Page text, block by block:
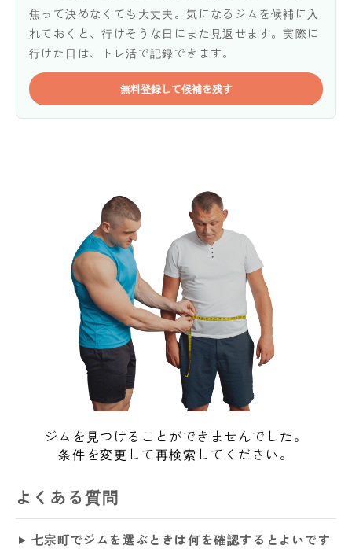
焦って決めなくても大丈夫。気になるジムを候補に入
れておくと、行けそうな日にまた見返せます。実際に
行けた日は、トレ活で記録できます。
無料登録して候補を残す
ジムを見つけることができませんでした。
条件を変更して再検索してください。
よくある質問
七宗町でジムを選ぶときは何を確認するとよいです